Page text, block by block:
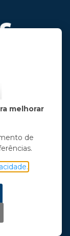
filosofia
política
Notícias
Opinião
o Linhares
melhorar
de